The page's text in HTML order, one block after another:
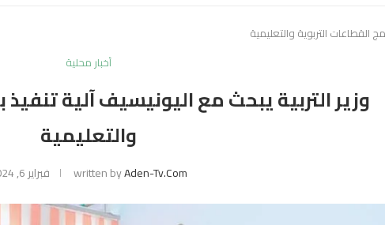
القطاعات التربوية والتعليمية
أخبار محلية
وزير التربية يبحث مع اليونيسيف آلية تنفيذ
والتعليمية
written byAden-Tv.com فبراير 6, 2024